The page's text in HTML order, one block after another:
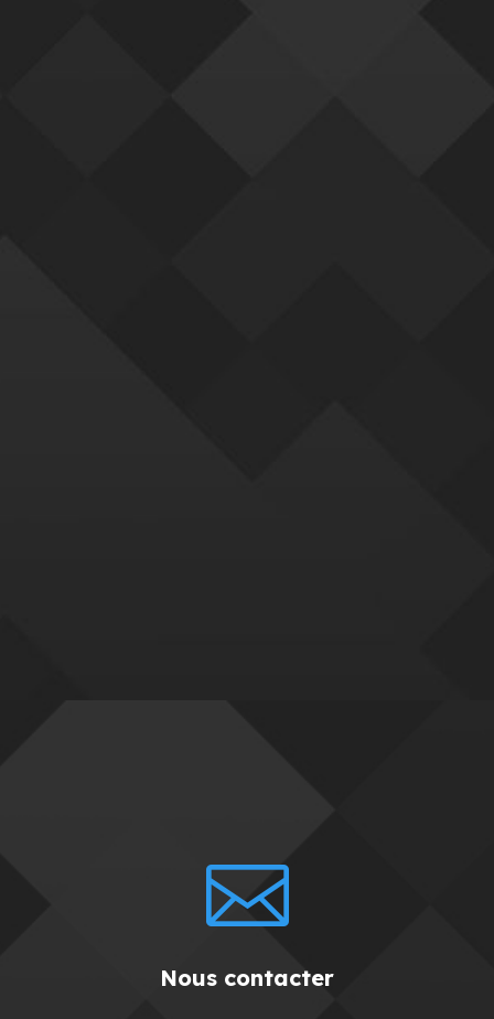

Nous contacter